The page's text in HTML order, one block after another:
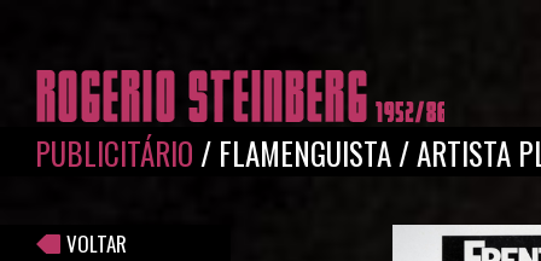
PUBLICITÁRIO / FLAMENGUISTA/ARTISTA
VOLTAR